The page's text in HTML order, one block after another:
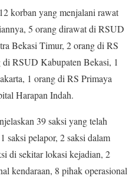
korban yang menjalani rawat
5 orang dirawat di RSUD
Bekasi Timur, 2 orang di RS
RSUD Kabupaten Bekasi, 1
1 orang di RS Primaya
Harapan Indah.
39 saksi yang telah
saksi pelapor, 2 saksi dalam
di sekitar lokasi kejadian, 2
kendaraan, 8 pihak operasional